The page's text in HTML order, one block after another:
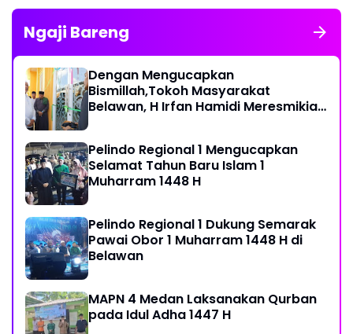
Ngaji Bareng
Dengan Mengucapkan
Bismillah,Tokoh Masyarakat
Belawan, H Irfan Hamidi Meresmikian
Pelindo Regional 1 Mengucapkan
Selamat Tahun Baru Islam 1
Muharram 1448 H
Pelindo Regional 1 Dukung Semarak
Pawai Obor 1 Muharram 1448 H di
Belawan
MAPN 4 Medan Laksanakan Qurban
pada Idul Adha 1447 H